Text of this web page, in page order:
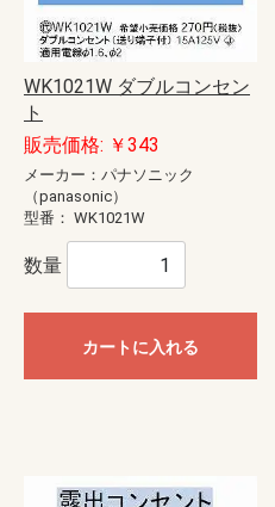
WK1021W ダブルコンセン
ト
販売価格: ￥343
メーカー：パナソニック
（panasonic）
型番： WK1021W
数量
カートに入れる